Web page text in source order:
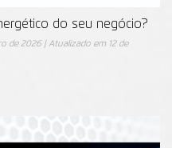
do seu negócio?
de 2026 | Atualizado em 12 de